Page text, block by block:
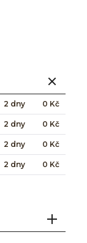
2 dny 0 Kč
2 dny 0 Kč
2 dny 0 Kč
2 dny 0 Kč